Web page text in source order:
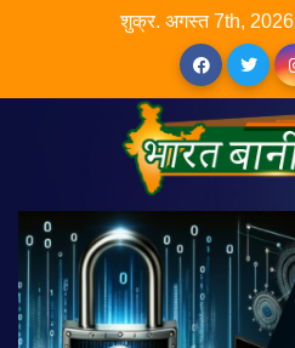
शुक्र. अगस्त 7th, 2026